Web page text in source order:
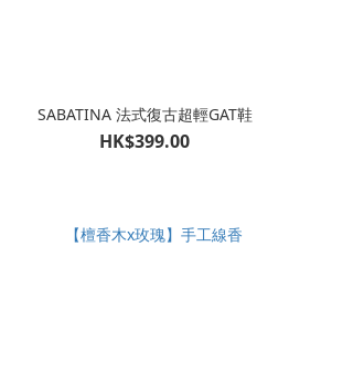
SABATINA 法式復古超輕GAT鞋
HK$399.00